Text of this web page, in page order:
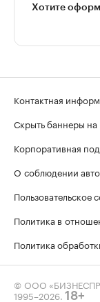
Хотите
Контактная
Скрыть баннеры
Корпоративная
О соблюдении
Пользовательское
Политика в
Политика
© ООО
1995–2026. 18+